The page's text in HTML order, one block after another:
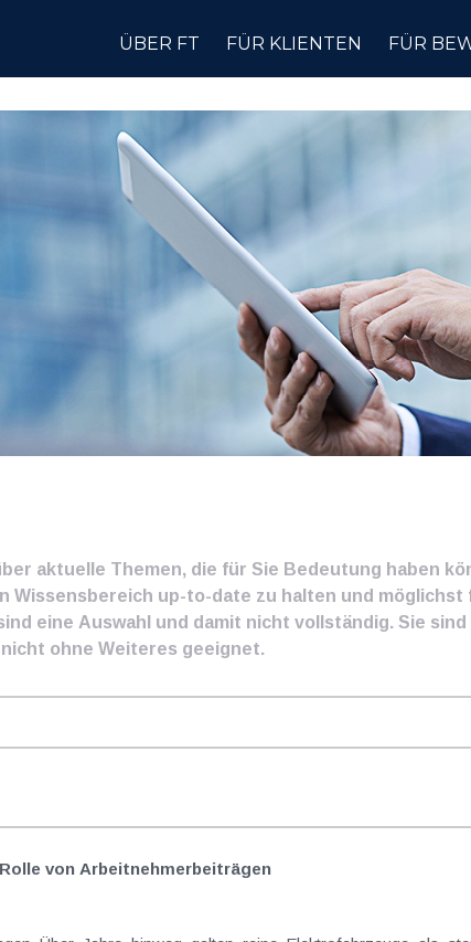
ÜBER FT FÜR KLIENTEN FÜR
aktuelle Themen, die für Sie Bedeutung haben
Wissensbereich up-to-date zu halten und möglichst
eine Auswahl und damit nicht vollständig. Sie
ohne Weiteres geeignet.
von Arbeitnehmer​­beiträgen